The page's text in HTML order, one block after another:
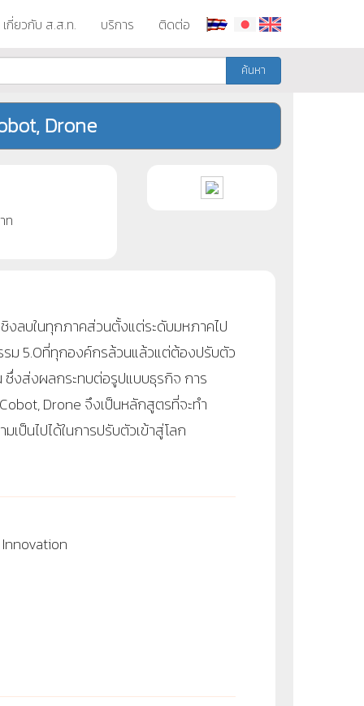
เกี่ยวกับ ส.ส.ท. บริการ ติดต่อ
ค้นหา
Drone
ท
ลบในทุกภาคส่วนตั้งแต่ระดับมหภาคไป
รม 5.0ที่ทุกองค์กรล้วนแล้วแต่ต้องปรับตัว
ซึ่งส่งผลกระทบต่อรูปแบบธุรกิจ การ
Drone จึงเป็นหลักสูตรที่จะทำ
ป็นไปได้ในการปรับตัวเข้าสู่โลก